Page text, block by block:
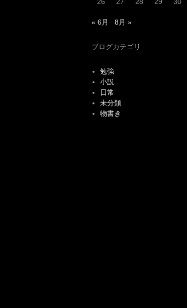
« 6月 8月 »
ブログカテゴリ
勉強
小説
日常
未分類
物書き